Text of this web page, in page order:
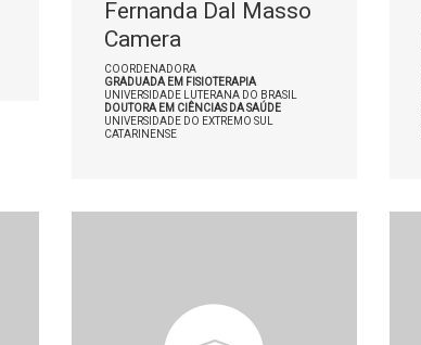
Fernanda Dal Masso
Camera
COORDENADORA
GRADUADA EM FISIOTERAPIA
UNIVERSIDADE LUTERANA DO BRASIL
DOUTORA EM CIÊNCIAS DA SAÚDE
UNIVERSIDADE DO EXTREMO SUL
CATARINENSE